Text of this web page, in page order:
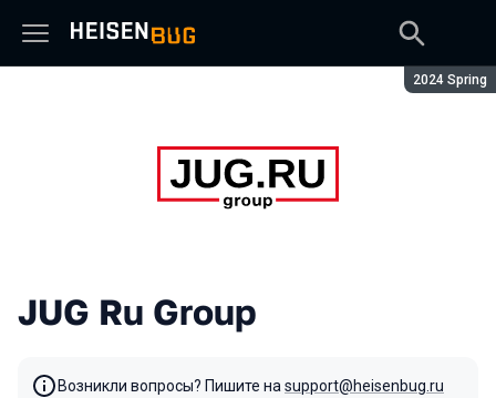
Сезон:
2024 Spring
JUG Ru Group
Возникли вопросы? Пишите наsupport@heisenbug.ru